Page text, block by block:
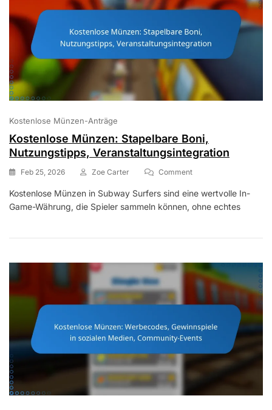
Kostenlose Münzen-Anträge
Kostenlose Münzen: Stapelbare Boni,
Nutzungstipps, Veranstaltungsintegration
Feb 25, 2026 Zoe Carter CommentOn
Münzen:
Stapelbare
Kostenlose Münzen in Subway Surfers sind eine wertvolle In-
Game-Währung, die Spieler sammeln können, ohne echtes